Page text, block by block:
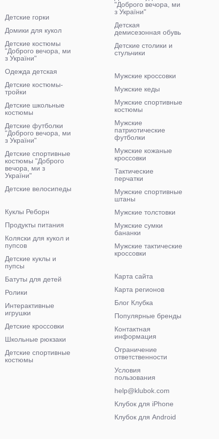
"Доброго вечора, ми
з України"
Детская
демисезонная обувь
Детские столики и
стульчики
Детские горки
Домики для кукол
Детские костюмы
"Доброго вечора, ми
з України"
Одежда детская
Детские костюмы-
тройки
Детские школьные
костюмы
Детские футболки
"Доброго вечора, ми
з України"
Детские спортивные
костюмы "Доброго
вечора, ми з
України"
Детские велосипеды
Мужские кроссовки
Мужские кеды
Мужские спортивные
костюмы
Мужские
патриотические
футболки
Мужские кожаные
кроссовки
Тактические
перчатки
Мужские спортивные
штаны
Мужские толстовки
Мужские сумки
бананки
Мужские тактические
кроссовки
Куклы Реборн
Продукты питания
Коляски для кукол и
пупсов
Детские куклы и
пупсы
Батуты для детей
Ролики
Интерактивные
игрушки
Детские кроссовки
Школьные рюкзаки
Детские спортивные
костюмы
Карта сайта
Карта регионов
Блог Клубка
Популярные бренды
Контактная
информация
Ограничение
ответственности
Условия
пользования
help@klubok.com
Клубок для iPhone
Клубок для Android